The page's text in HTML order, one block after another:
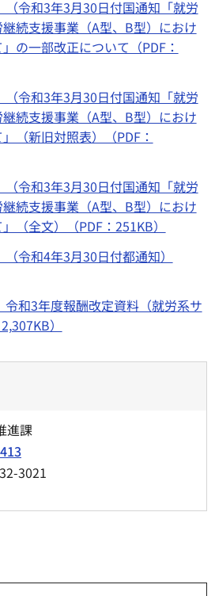
（令和3年3月30日付国通知「就労
続支援事業（A型、B型）におけ
の一部改正について（PDF：
（令和3年3月30日付国通知「就労
続支援事業（A型、B型）におけ
（新旧対照表）（PDF：
（令和3年3月30日付国通知「就労
続支援事業（A型、B型）におけ
（全文）（PDF：251KB）
（令和4年3月30日付都通知）
令和3年度報酬改定資料（就労系サ
）
進課
3021